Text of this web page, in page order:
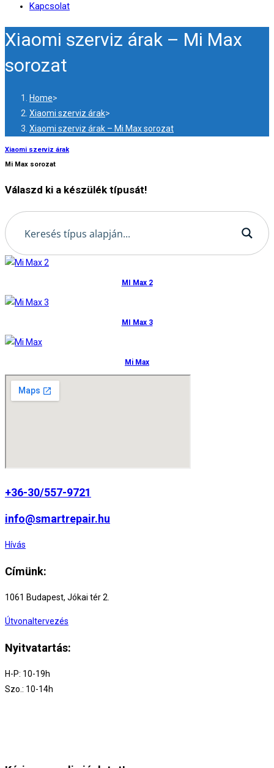
Kapcsolat
Xiaomi szerviz árak – Mi Max
sorozat
Home>
Xiaomi szerviz árak>
Xiaomi szerviz árak – Mi Max sorozat
Xiaomi szerviz árak
Mi Max sorozat
Válaszd ki a készülék típusát!
MI Max 2
MI Max 3
Mi Max
+36-30/557-9721
info@smartrepair.hu
Hívás
Címünk:
1061 Budapest, Jókai tér 2.
Útvonaltervezés
Nyitvatartás:
H-P: 10-19h
Szo.: 10-14h